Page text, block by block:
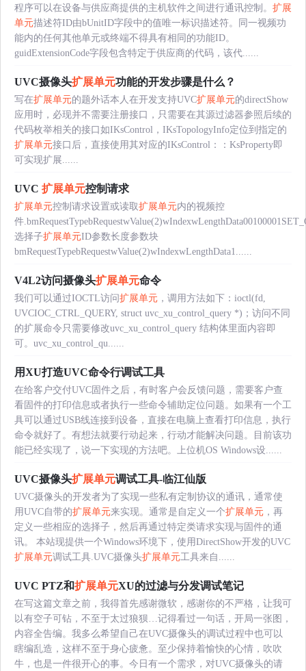
程序可以在设备与供应商提供的主机软件之间进行通讯控制。 扩展
单元描述符ID由bUnitID字段中的值唯一标识描述符。同一视频功
能内的任何其他单元或终端不得具有相同的功能ID。
guidExtensionCode字段包含特定于供应商的代码，该代......
UVC摄像头扩展单元功能的开发步骤是什么？
写在扩展单元的题外话本人在开发支持UVC扩展单元的directShow
应用时，必现并不需要注册接口，只需要在其源过滤器参照后续的
代码枚举相关的接口如IKsControl，IKsTopologyInfo定位到指定的
扩展单元接口后，直接使用其对应的IKsControl：：KsProperty即
可实现扩展......
UVC 扩展单元控制请求
扩展单元控制请求设置或读取扩展单元内的视频控
件
选择子扩展单元ID参数长度参数块
bmRequestTypebRequestwValue(2)wIndexwLengthData1......
V4L2访问摄像头扩展单元命令
我们可以通过IOCTL访问扩展单元 ，调用方法如下：ioctl(fd,
UVCIOC_CTRL_QUERY, struct uvc_xu_control_query *)；访问不同
的扩展命令只需要修改uvc_xu_control_query 结构体里面内容即
可。uvc_xu_control_qu......
用XU打造UVC命令行调试工具
在给客户交付UVC固件之后，有时客户会反馈问题，需要客户查
看固件的打印信息或者执行一些命令辅助定位问题。如果有一个工
具可以通过USB线连接到设备，直接在电脑上查看打印信息，执行
命令就好了。有想法就要行动起来，行动才能解决问题。目前该功
能已经实现了，说一下实现的方法吧。上位机OS Windows设......
UVC摄像头扩展单元调试工具-临江仙版
UVC摄像头的开发者为了实现一些私有定制协议的通讯，通常使
用UVC自带的扩展单元来实现。通常是自定义一个扩展单元 ，再
定义一些相应的选择子，然后再通过特定类请求实现与固件的通
讯。 本站现提供一个Windows环境下，使用DirectShow开发的UVC
扩展单元调试工具.UVC摄像头扩展单元工具来自......
UVC PTZ和扩展单元XU的过滤与分发调试笔记
在写这篇文章之前，我得首先感谢微软，感谢你的不严格，让我可
以有空子可钻，不至于太过狼狈…记得看过一句话，开局一张图，
内容全告编。我多么希望自己在UVC摄像头的调试过程中也可以
瞎编乱造，这样不至于身心疲惫。至少保持着愉快的心情，吹吹
牛，也是一件很开心的事。今日有一个需求，对UVC摄像头的请